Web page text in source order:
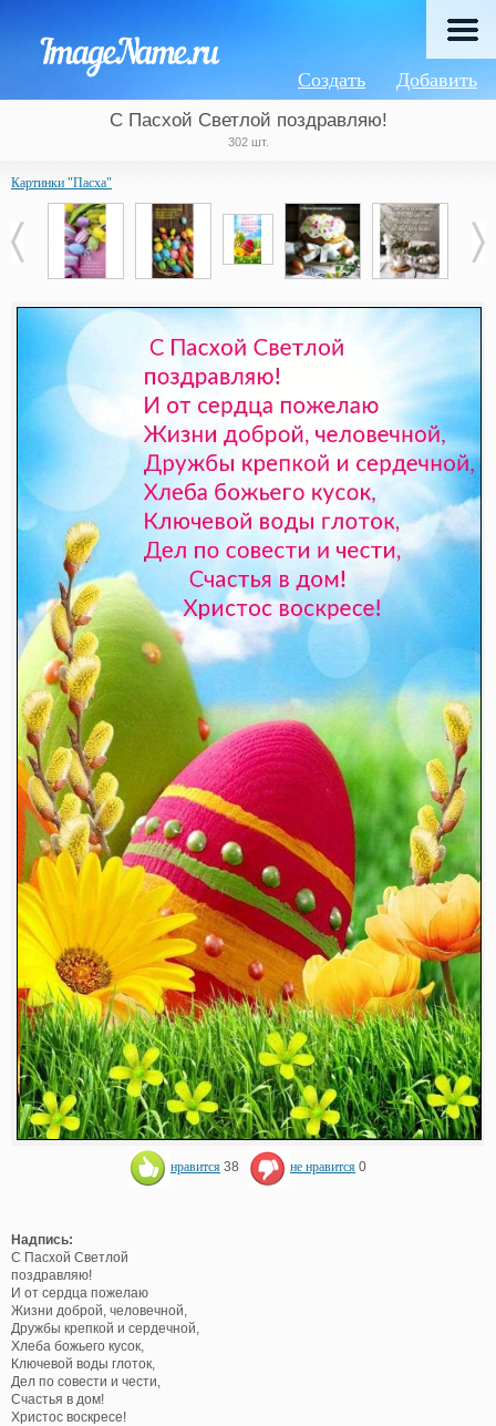
Добавить
Создать
С Пасхой Светлой поздравляю!
302 шт.
Картинки "Пасха"
нравится 38 не нравится 0
Надпись:
С Пасхой Светлой
поздравляю!
И от сердца пожелаю
Жизни доброй, человечной,
Дружбы крепкой и сердечной,
Хлеба божьего кусок,
Ключевой воды глоток,
Дел по совести и чести,
Счастья в дом!
Христос воскресе!